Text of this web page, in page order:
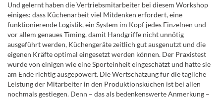
Und gelernt haben die Vertriebsmitarbeiter bei diesem Workshop
einiges: dass Küchenarbeit viel Mitdenken erfordert, eine
funktionierende Logistik, ein System im Kopf jedes Einzelnen und
vor allem genaues Timing, damit Handgriffe nicht unnötig
ausgeführt werden, Küchengeräte zeitlich gut ausgenutzt und die
eigenen Kräfte optimal eingesetzt werden können. Der Praxistest
wurde von einigen wie eine Sporteinheit eingeschätzt und hatte sie
am Ende richtig ausgepowert. Die Wertschätzung für die tägliche
Leistung der Mitarbeiter in den Produktionsküchen ist bei allen
nochmals gestiegen. Denn – das als bedenkenswerte Anmerkung –